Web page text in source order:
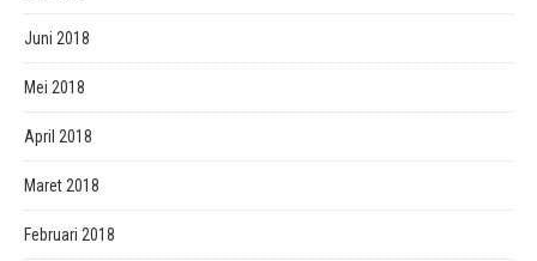
Juni 2018
Mei 2018
April 2018
Maret 2018
Februari 2018